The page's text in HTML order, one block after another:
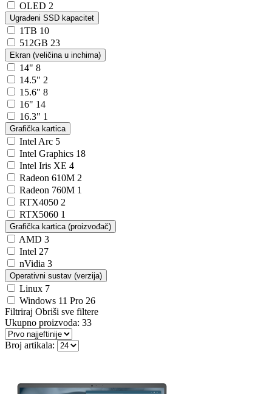
OLED 2
Ugrađeni SSD kapacitet
1TB 10
512GB 23
Ekran (veličina u inchima)
14" 8
14.5" 2
15.6" 8
16" 14
16.3" 1
Grafička kartica
Intel Arc 5
Intel Graphics 18
Intel Iris XE 4
Radeon 610M 2
Radeon 760M 1
RTX4050 2
RTX5060 1
Grafička kartica (proizvođač)
AMD 3
Intel 27
nVidia 3
Operativni sustav (verzija)
Linux 7
Windows 11 Pro 26
Filtriraj Obriši sve filtere
Ukupno proizvoda: 33
Broj artikala: